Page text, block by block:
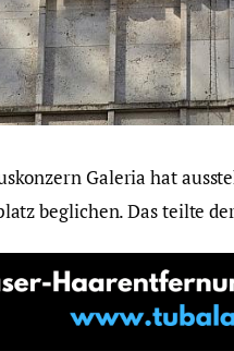
Galeria hat
beglichen. Das teilte